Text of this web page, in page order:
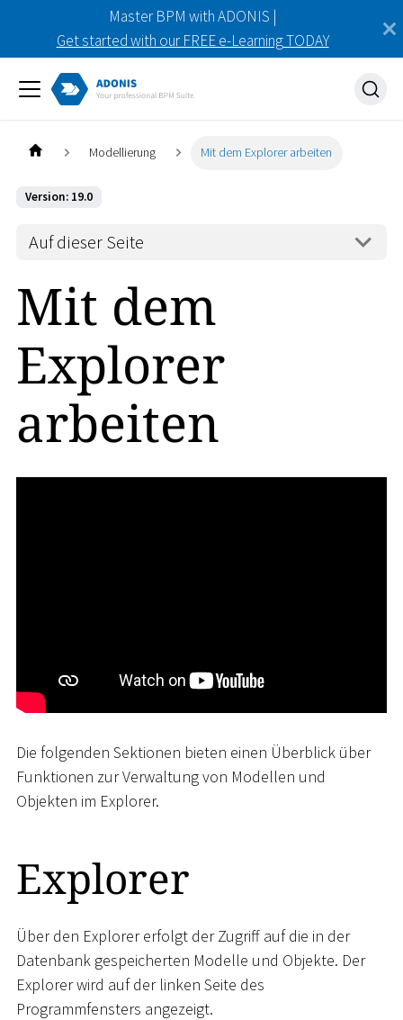
Master BPM with ADONIS |
Get started with our FREE e-Learning TODAY
Modellierung Mit dem Explorer arbeiten
Version: 19.0
Auf dieser Seite
Mit dem
Explorer
arbeiten
Die folgenden Sektionen bieten einen Überblick über
Funktionen zur Verwaltung von Modellen und
Objekten im Explorer.
Explorer
Über den Explorer erfolgt der Zugriff auf die in der
Datenbank gespeicherten Modelle und Objekte. Der
Explorer wird auf der linken Seite des
Programmfensters angezeigt.